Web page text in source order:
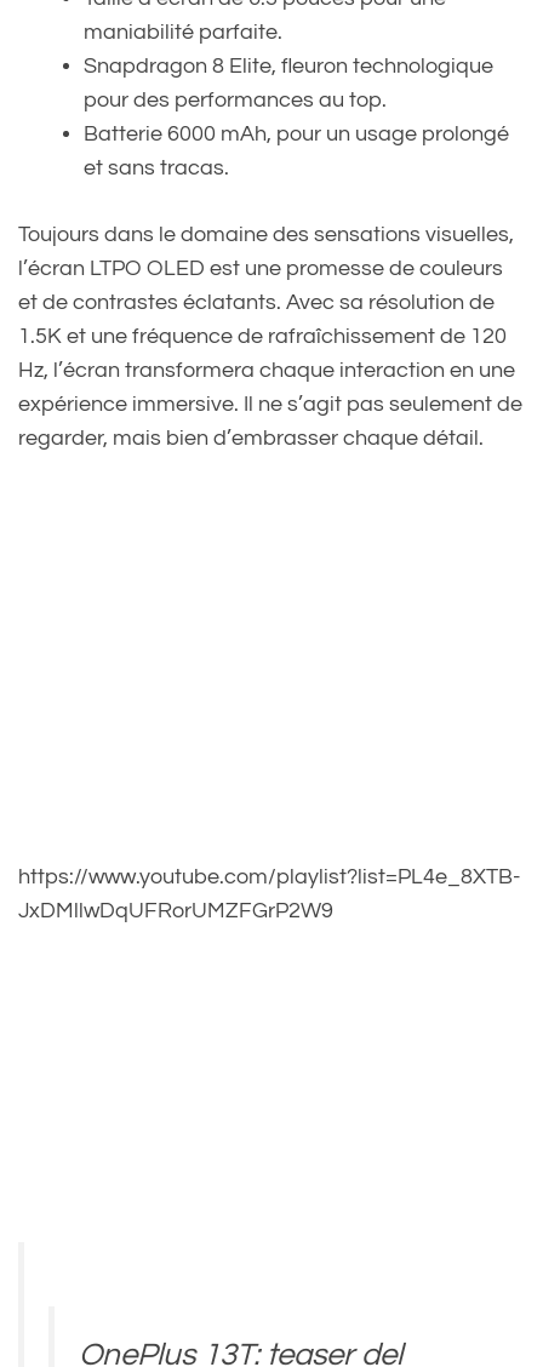
maniabilité parfaite.
Snapdragon 8 Elite, fleuron technologique
pour des performances au top.
Batterie 6000 mAh, pour un usage prolongé
et sans tracas.
Toujours dans le domaine des sensations visuelles,
l’écran LTPO OLED est une promesse de couleurs
et de contrastes éclatants. Avec sa résolution de
1.5K et une fréquence de rafraîchissement de 120
Hz, l’écran transformera chaque interaction en une
expérience immersive. Il ne s’agit pas seulement de
regarder, mais bien d’embrasser chaque détail.
https://www.youtube.com/playlist?list=PL4e_8XTB-
JxDMllwDqUFRorUMZFGrP2W9
OnePlus 13T: teaser del